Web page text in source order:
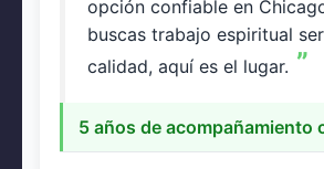
opción confiable en
buscas trabajo espiritual
calidad, aquí es el lugar.
5 años de acompañamiento